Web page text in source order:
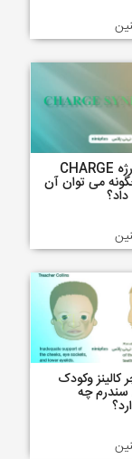
سندروم شارژه CHARGE
می توان آن
کالینز وکودک
سندرم چه